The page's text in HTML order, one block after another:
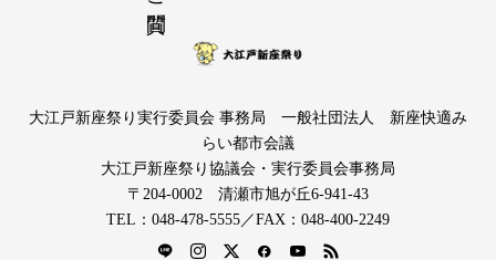
大江戸新座祭り実行委員会 事務局 一般社団法人 新座快適み
らい都市会議
大江戸新座祭り協議会・実行委員会事務局
〒204-0002 清瀬市旭が丘6-941-43
TEL：048-478-5555／FAX：048-400-2249